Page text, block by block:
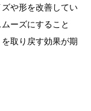
や形を改善してい
ーズにすること
取り戻す効果が期